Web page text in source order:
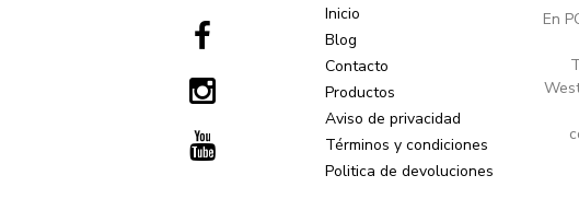
Inicio
Blog
Contacto
Productos
Aviso de privacidad
Términos y condiciones
Politica de devoluciones
En